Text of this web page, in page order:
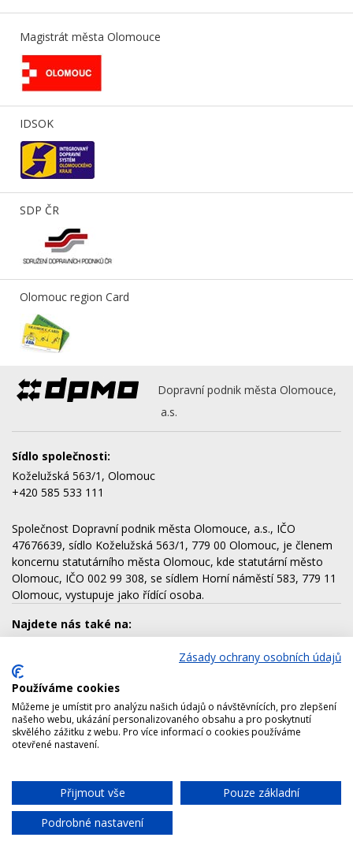
Magistrát města Olomouce
IDSOK
SDP ČR
Olomouc region Card
Dopravní podnik města Olomouce,
a.s.
Sídlo společnosti:
Koželužská 563/1, Olomouc
+420 585 533 111
Společnost Dopravní podnik města Olomouce, a.s., IČO
47676639, sídlo Koželužská 563/1, 779 00 Olomouc, je členem
koncernu statutárního města Olomouc, kde statutární město
Olomouc, IČO 002 99 308, se sídlem Horní náměstí 583, 779 11
Olomouc, vystupuje jako řídící osoba.
Najdete nás také na:
Dalšími členy koncernu jsou:
AQUAPARK OLOMOUC, a.s.
Lesy města Olomouce, a.s.
Správa nemovitostí Olomouc, a.s.
Výstaviště Flora Olomouc, a.s.
Copyright © 2026 Dopravní podnik města Olomouce, a.s.
Chat
Zásady ochrany osobních údajů
Používáme cookies
Můžeme je umístit pro analýzu našich údajů o návštěvnících, pro zlepšení
našeho webu, ukázání personalizovaného obsahu a pro poskytnutí
skvělého zážitku z webu. Pro více informací o cookies používáme
otevřené nastavení.
Přijmout vše
Pouze základní
Podrobné nastavení